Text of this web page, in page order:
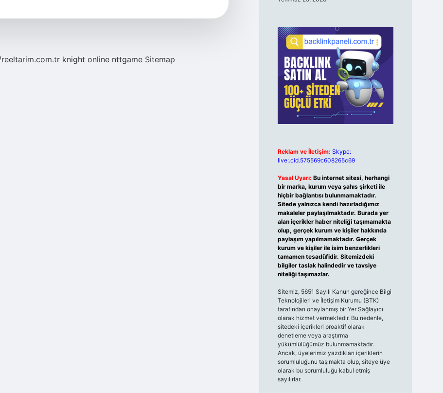
knight online nttgame Sitemap
Reklam ve İletişim: Skype:
live:.cid.575569c608265c69
Yasal Uyarı: Bu internet sitesi, herhangi
bir marka, kurum veya şahıs şirketi ile
hiçbir bağlantısı bulunmamaktadır.
Sitede yalnızca kendi hazırladığımız
makaleler paylaşılmaktadır. Burada yer
alan içerikler haber niteliği taşımamakta
olup, gerçek kurum ve kişiler hakkında
paylaşım yapılmamaktadır. Gerçek
kurum ve kişiler ile isim benzerlikleri
tamamen tesadüfidir. Sitemizdeki
bilgiler taslak halindedir ve tavsiye
niteliği taşımazlar.
Sitemiz, 5651 Sayılı Kanun gereğince Bilgi
Teknolojileri ve İletişim Kurumu (BTK)
tarafından onaylanmış bir Yer Sağlayıcı
olarak hizmet vermektedir. Bu nedenle,
sitedeki içerikleri proaktif olarak
denetleme veya araştırma
yükümlülüğümüz bulunmamaktadır.
Ancak, üyelerimiz yazdıkları içeriklerin
sorumluluğunu taşımakta olup, siteye üye
olarak bu sorumluluğu kabul etmiş
sayılırlar.